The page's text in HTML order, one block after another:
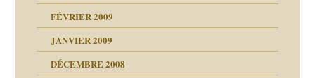
FÉVRIER 2009
JANVIER 2009
DÉCEMBRE 2008